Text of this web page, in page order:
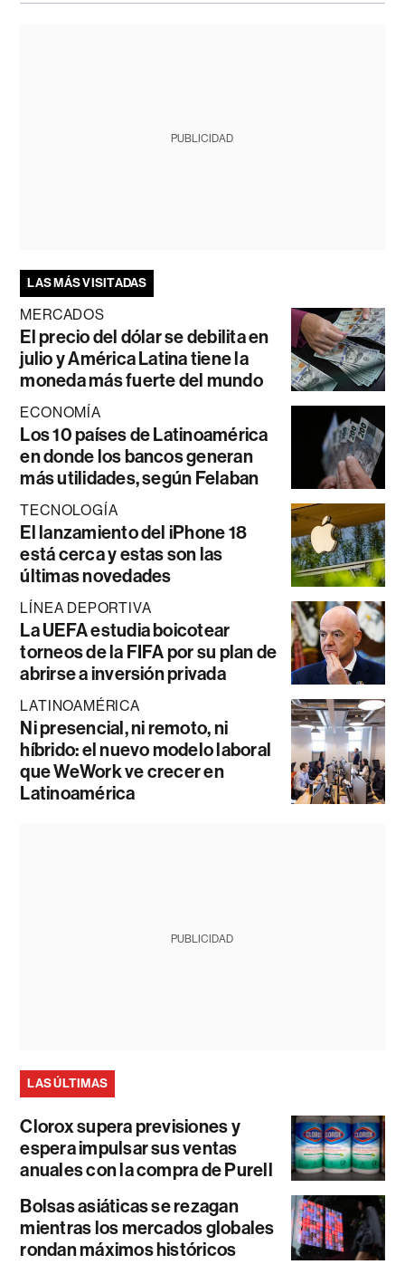
PUBLICIDAD
LAS MÁS VISITADAS
MERCADOS
El precio del dólar se debilita en
julio y América Latina tiene la
moneda más fuerte del mundo
ECONOMÍA
Los 10 países de Latinoamérica
en donde los bancos generan
más utilidades, según Felaban
TECNOLOGÍA
El lanzamiento del iPhone 18
está cerca y estas son las
últimas novedades
LÍNEA DEPORTIVA
La UEFA estudia boicotear
torneos de la FIFA por su plan de
abrirse a inversión privada
LATINOAMÉRICA
Ni presencial, ni remoto, ni
híbrido: el nuevo modelo laboral
que WeWork ve crecer en
Latinoamérica
PUBLICIDAD
LAS ÚLTIMAS
Clorox supera previsiones y
espera impulsar sus ventas
anuales con la compra de Purell
Bolsas asiáticas se rezagan
mientras los mercados globales
rondan máximos históricos